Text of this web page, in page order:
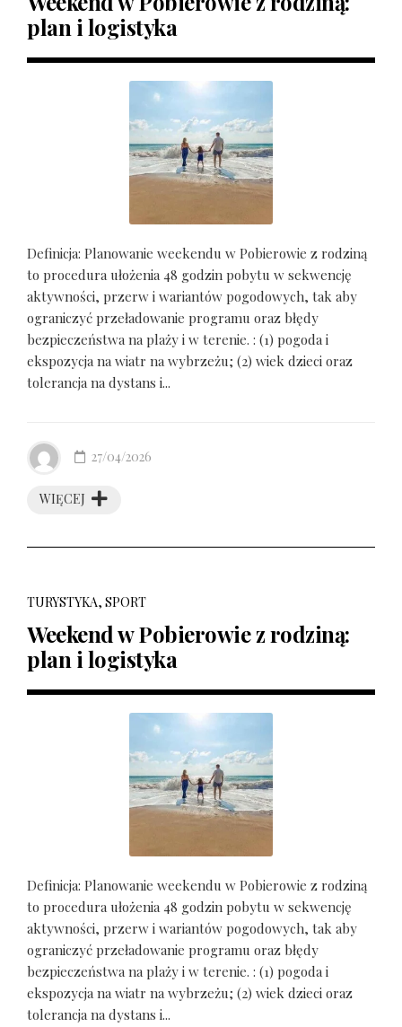
plan i logistyka
Definicja: Planowanie weekendu w Pobierowie z rodziną
to procedura ułożenia 48 godzin pobytu w sekwencję
aktywności, przerw i wariantów pogodowych, tak aby
ograniczyć przeładowanie programu oraz błędy
bezpieczeństwa na plaży i w terenie. : (1) pogoda i
ekspozycja na wiatr na wybrzeżu; (2) wiek dzieci oraz
tolerancja na dystans i...
WIĘCEJ
27/04/2026
TURYSTYKA, SPORT
Weekend w Pobierowie z rodziną:
plan i logistyka
Definicja: Planowanie weekendu w Pobierowie z rodziną
to procedura ułożenia 48 godzin pobytu w sekwencję
aktywności, przerw i wariantów pogodowych, tak aby
ograniczyć przeładowanie programu oraz błędy
bezpieczeństwa na plaży i w terenie. : (1) pogoda i
ekspozycja na wiatr na wybrzeżu; (2) wiek dzieci oraz
tolerancja na dystans i...